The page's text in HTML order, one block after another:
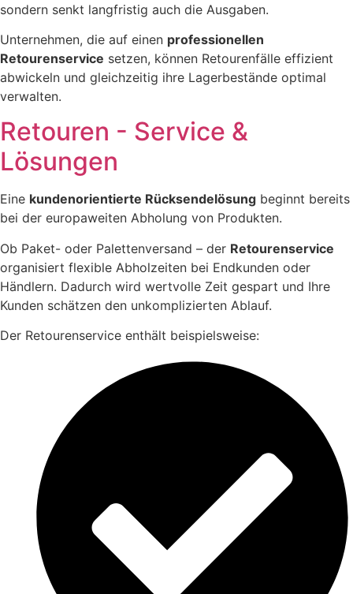
sondern senkt langfristig auch die Ausgaben.
Unternehmen, die auf einen professionellen
Retourenservice setzen, können Retourenfälle effizient
abwickeln und gleichzeitig ihre Lagerbestände optimal
verwalten.
Retouren - Service &
Lösungen
Eine kundenorientierte Rücksendelösung beginnt bereits
bei der europaweiten Abholung von Produkten.
Ob Paket- oder Palettenversand – der Retourenservice
organisiert flexible Abholzeiten bei Endkunden oder
Händlern. Dadurch wird wertvolle Zeit gespart und Ihre
Kunden schätzen den unkomplizierten Ablauf.
Der Retourenservice enthält beispielsweise: